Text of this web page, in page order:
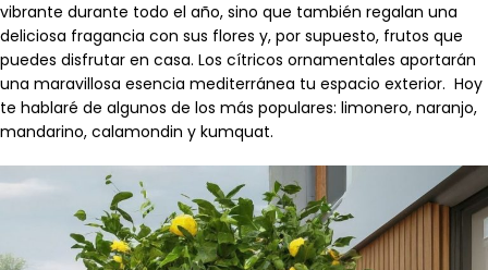
vibrante durante todo el año, sino que también regalan una
deliciosa fragancia con sus flores y, por supuesto, frutos que
puedes disfrutar en casa. Los cítricos ornamentales aportarán
una maravillosa esencia mediterránea tu espacio exterior. Hoy
te hablaré de algunos de los más populares: limonero, naranjo,
mandarino, calamondin y kumquat.